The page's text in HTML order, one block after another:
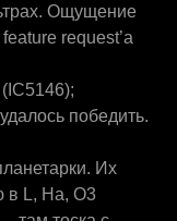
Ощущение
request’а
победить.
Их
в L, Ha, O3